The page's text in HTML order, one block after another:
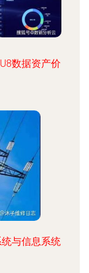
数据资产价
与信息系统